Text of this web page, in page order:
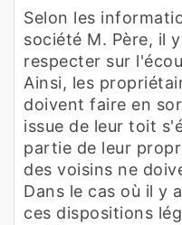
Selon les
société M. Père, il
respecter sur
Ainsi, les
doivent faire en
issue de leur toit
partie de leur
des voisins ne
Dans le cas où il y
ces dispositions